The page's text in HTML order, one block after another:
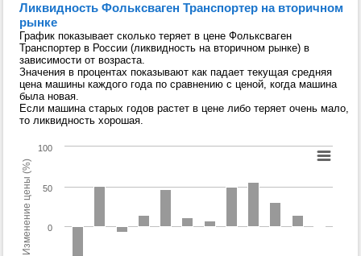
Ликвидность Фольксваген Транспортер на вторичном
рынке
График показывает сколько теряет в цене Фольксваген
Транспортер в России (ликвидность на вторичном рынке) в
зависимости от возраста.
Значения в процентах показывают как падает текущая средняя
цена машины каждого года по сравнению с ценой, когда машина
была новая.
Если машина старых годов растет в цене либо теряет очень мало,
то ликвидность хорошая.
Изменение цены (%) 0
50
100